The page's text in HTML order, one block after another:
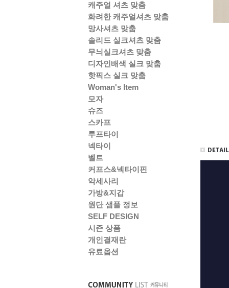
캐주얼 셔츠 맞춤
화려한 캐주얼셔츠 맞춤
망사셔츠 맞춤
솔리드 실크셔츠 맞춤
무늬실크셔츠 맞춤
디자인배색 실크 맞춤
핫픽스 실크 맞춤
Woman's Item
모자
슈즈
스카프
루프타이
넥타이
벨트
커프스&넥타이핀
악세사리
가방&지갑
원단 샘플 정보
SELF DESIGN
시즌 상품
개인결재란
유료옵션